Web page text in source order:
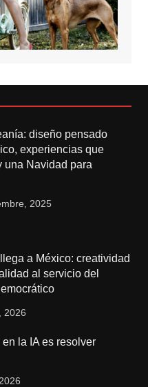
diseño pensado
experiencias que
una Navidad para
2025
llega a México: creatividad
al servicio del
2026
en la IA es resolver